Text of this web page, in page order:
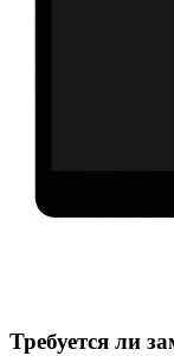
Требуется ли